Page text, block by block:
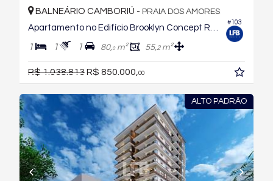
#103
BALNEÁRIO CAMBORIÚ - PRAIA DOS AMORES
Apartamento no Edifício Brooklyn Concept Residences
1 1 1 80,0m² 55,2m²
R$ 1.038.813R$ 850.000,00
ALTO PADRÃO